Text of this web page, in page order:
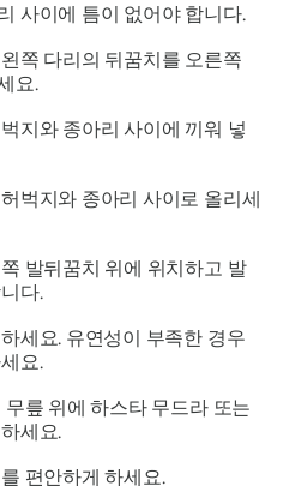
사이에 틈이 없어야 합니다.
쪽 다리의 뒤꿈치를 오른쪽
요.
지와 종아리 사이에 끼워 넣
벅지와 종아리 사이로 올리세
발뒤꿈치 위에 위치하고 발
다.
세요. 유연성이 부족한 경우
요.
릎 위에 하스타 무드라 또는
세요.
편안하게 하세요.